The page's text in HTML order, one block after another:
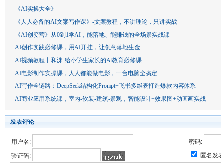
《AI实操大全》
《人人必备的AI文案写作课》-文案教程，不讲理论，只讲实战
《AI创变营》从0到1学AI，能落地、能賺钱的全场景实战课
AI创作实践必修课，用AI开挂，让创意落地生金
AI视频教程丨和渊-给小学生家长的Al教育必修课
AI电影制作实操课，人人都能做电影，一台电脑全搞定
AI写作全链路：DeepSeek结构化Prompt+飞书多维表打造爆款内容体系
AI商业应用系统课，室内-软装-建筑-景观，智能设计+效果图+动画画实战
发表评论
用户名:
密码:
验证码:
匿名发